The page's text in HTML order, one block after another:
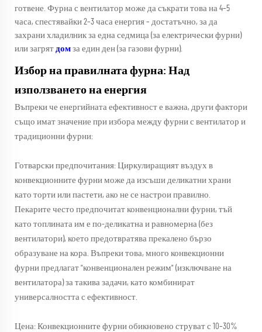
готвене. Фурна с вентилатор може да съкрати това на 4–5
часа, спестявайки 2–3 часа енергия – достатъчно, за да
захрани хладилник за една седмица (за електрически фурни)
или загрят дом за един ден (за газови фурни).
Избор на правилната фурна: Над
използването на енергия
Въпреки че енергийната ефективност е важна, други фактори
също имат значение при избора между фурни с вентилатор и
традиционни фурни:
Готварски предпочитания: Циркулиращият въздух в
конвекционните фурни може да изсъши деликатни храни
като торти или пастети, ако не се настрои правилно.
Пекарите често предпочитат конвенционални фурни, тъй
като топлината им е по-деликатна и равномерна (без
вентилатори), което предотвратява прекалено бързо
образуване на кора. Въпреки това, много конвекционни
фурни предлагат "конвенционален режим" (изключване на
вентилатора) за такива задачи, като комбинират
универсалността с ефективност.
Цена: Конвекционните фурни обикновено струват с 10–30%